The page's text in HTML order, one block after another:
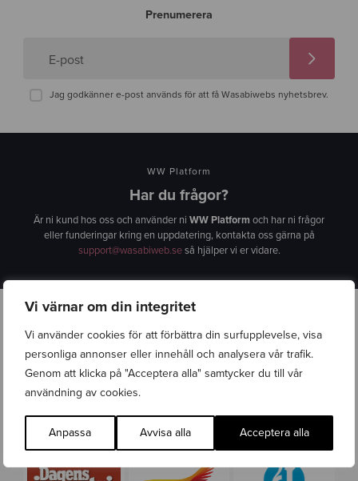
Vi värnar om din integritet
Vi använder cookies för att förbättra din surfupplevelse, visa
personliga annonser eller innehåll och analysera vår trafik.
Genom att klicka på "Acceptera alla" samtycker du till vår
användning av cookies.
Anpassa Avvisa alla Acceptera alla
Prenumerera
E-post
Jag godkänner e-post används för att få Wasabiwebs nyhetsbrev.
WW Platform
Har du frågor?
Är ni kund hos oss och använder ni WW Platform och har ni frågor
eller funderingar kring en uppdatering, kontakta oss gärna på
support@wasabiweb.seså hjälper vi er vidare.
Utmärkelser & Media